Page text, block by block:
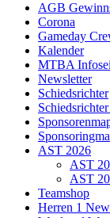
AGB
Corona
Gameday
Kalender
MTBA
Newsletter
Schiedsrichter
AST 2026
AST
AST
Teamshop
Herren 1